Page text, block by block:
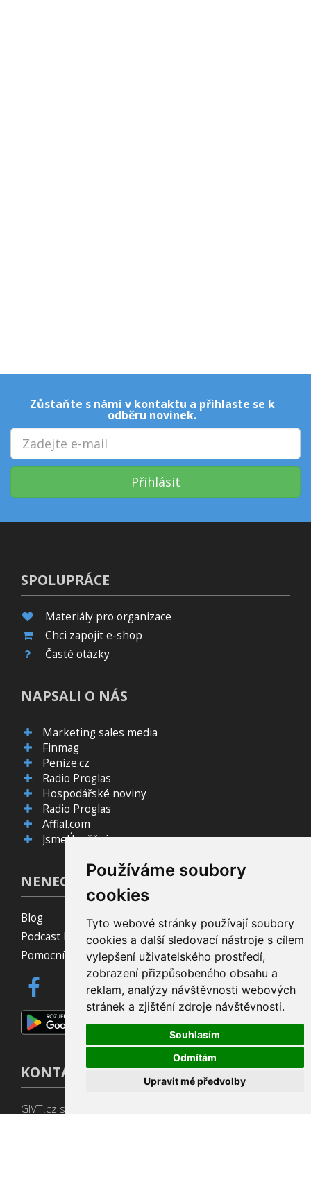
Používáme soubory
cookies
Tyto webové stránky používají soubory
cookies a další sledovací nástroje s cílem
vylepšení uživatelského prostředí,
zobrazení přizpůsobeného obsahu a
reklam, analýzy návštěvnosti webových
stránek a zjištění zdroje návštěvnosti.
Souhlasím
Odmítám
Upravit mé předvolby
Zůstaňte s námi v kontaktu a přihlaste se k
odběru novinek.
Přihlásit
SPOLUPRÁCE
Materiály pro organizace
Chci zapojit e-shop
Časté otázky
NAPSALI O NÁS
Marketing sales media
Finmag
Peníze.cz
Radio Proglas
Hospodářské noviny
Radio Proglas
Affial.com
JsmeÚspěšní.cz
NENECHTE SI TO UJÍT!
Blog
Podcast Pijavice
Pomocník do prohlížeče
KONTAKT
GIVT.cz s. r. o., Dolní nám. 16, 779 00 Olomouc